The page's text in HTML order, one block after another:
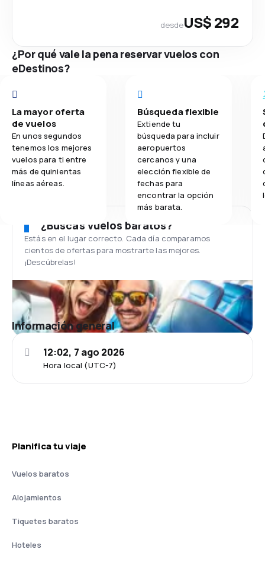
desdeUS$ 292
¿Por qué vale la pena reservar vuelos con
eDestinos?
La mayor oferta
de vuelos
En unos segundos
tenemos los mejores
vuelos para ti entre
más de quinientas
líneas aéreas.
Búsqueda flexible
Extiende tu
búsqueda para incluir
aeropuertos
cercanos y una
elección flexible de
fechas para
encontrar la opción
más barata.
¿Buscas vuelos baratos?
Estás en el lugar correcto. Cada día comparamos
cientos de ofertas para mostrarte las mejores.
¡Descúbrelas!
Información general
Hora local (UTC-7)
12:02, 7 ago 2026
Planifica tu viaje
Vuelos baratos
Alojamientos
Tiquetes baratos
Hoteles